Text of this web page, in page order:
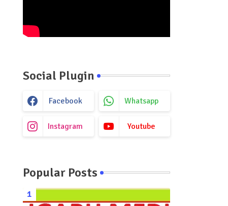
Social Plugin
Facebook Whatsapp
Instagram Youtube
Popular Posts